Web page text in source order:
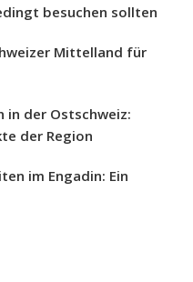
besuchen sollten
Mittelland für
in der Ostschweiz:
der Region
im Engadin: Ein